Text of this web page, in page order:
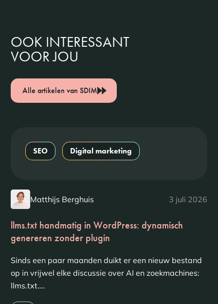
OOK INTERESSANT
VOOR JOU
Alle artikelen van SDIM
SEO Digital marketing
Matthijs Berghuis 3 juli 2026
llms.txt handmatig in WordPress: dynamisch
genereren zonder plugin
Sinds een paar maanden duikt er een nieuw bestand
op in vrijwel elke discussie over AI en zoekmachines:
llms.txt….